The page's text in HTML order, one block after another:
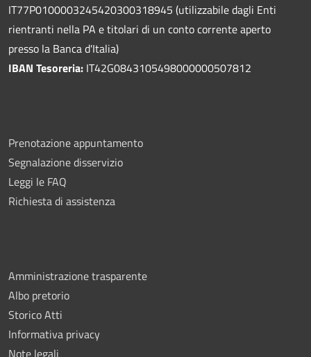
IT77P0100003245420300318945 (utilizzabile dagli Enti
rientranti nella PA e titolari di un conto corrente aperto
presso la Banca d'Italia)
IBAN Tesoreria: IT42G0843105498000000507812
Prenotazione appuntamento
Segnalazione disservizio
Leggi le FAQ
Richiesta di assistenza
Amministrazione trasparente
Albo pretorio
Storico Atti
Informativa privacy
Note legali